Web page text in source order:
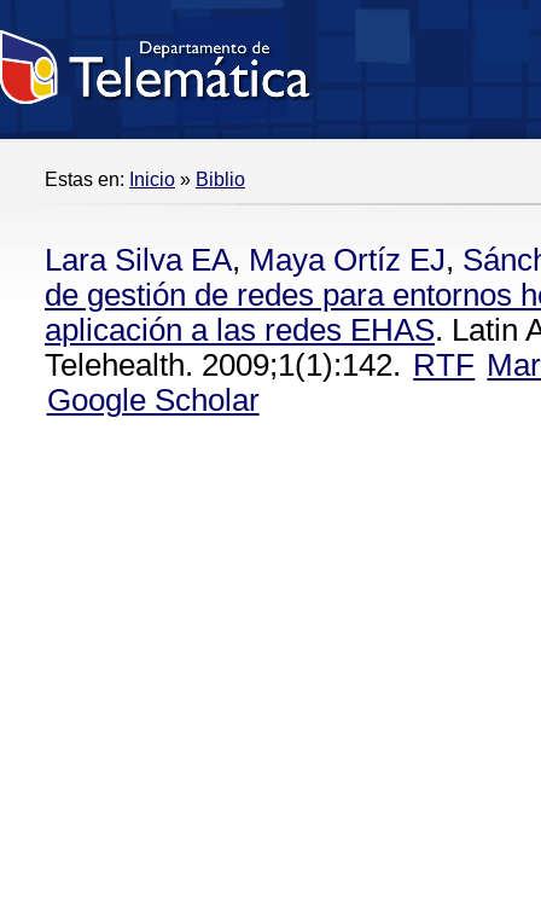
Estas en: Inicio » Biblio
Lara Silva EA, Maya Ortíz EJ,
de gestión de redes para entornos
aplicación a las redes EHAS. Latin
Telehealth. 2009;1(1):142. RTF
Google Scholar